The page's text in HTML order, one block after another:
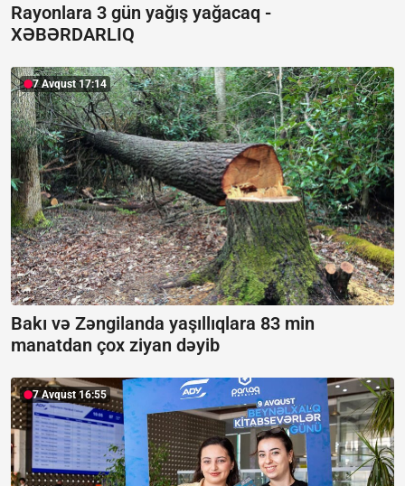
Rayonlara 3 gün yağış yağacaq -
XƏBƏRDARLIQ
7 Avqust 17:14
Bakı və Zəngilanda yaşıllıqlara 83 min
manatdan çox ziyan dəyib
7 Avqust 16:55